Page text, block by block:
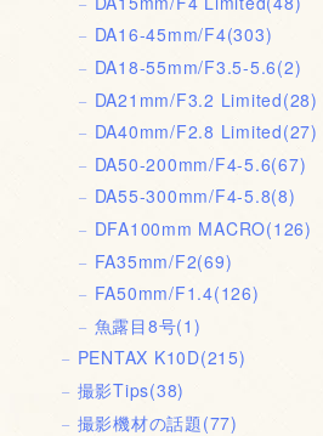
DA16-45mm/F4(303)
DA18-55mm/F3.5-5.6(2)
DA21mm/F3.2 Limited(28)
DA40mm/F2.8 Limited(27)
DA50-200mm/F4-5.6(67)
DA55-300mm/F4-5.8(8)
DFA100mm MACRO(126)
FA35mm/F2(69)
FA50mm/F1.4(126)
魚露目8号(1)
PENTAX K10D(215)
撮影Tips(38)
撮影機材の話題 (77)